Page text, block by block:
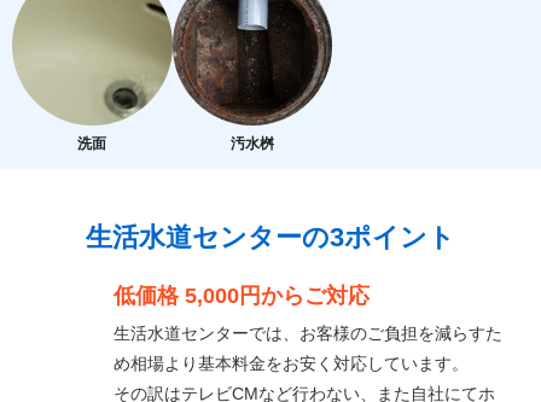
洗面 汚水桝
生活水道センターの3ポイント
低価格 5,000円からご対応
生活水道センターでは、お客様のご負担を減らすた
め相場より基本料金をお安く対応しています。
その訳はテレビCMなど行わない、また自社にてホ